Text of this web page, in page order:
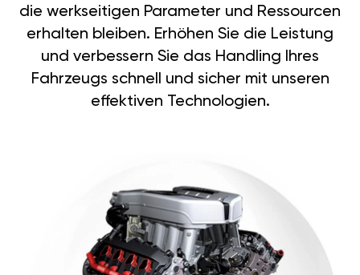
die werkseitigen Parameter und Ressourcen
erhalten bleiben. Erhöhen Sie die Leistung
und verbessern Sie das Handling Ihres
Fahrzeugs schnell und sicher mit unseren
effektiven Technologien.